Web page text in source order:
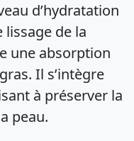
d’hydratation
de la
une absorption
Il s’intègre
à préserver la
peau.